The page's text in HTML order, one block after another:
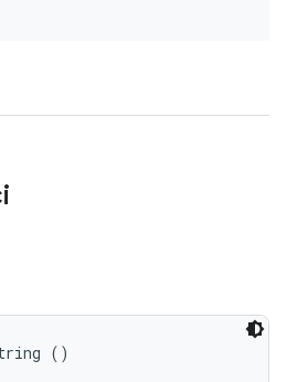
()